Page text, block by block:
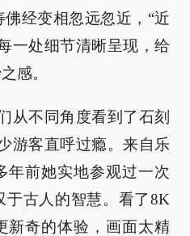
经变相忽远忽近，“近
一处细节清晰呈现，给
感。
从不同角度看到了石刻
游客直呼过瘾。来自乐
年前她实地参观过一次
于古人的智慧。看了8K
新奇的体验，画面太精